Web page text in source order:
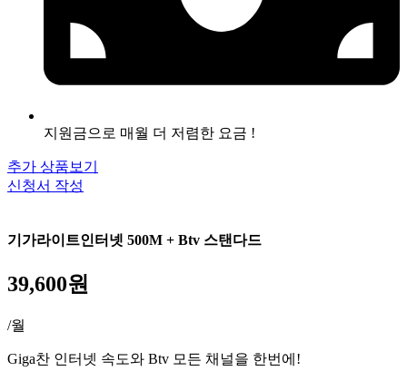
지원금으로 매월 더 저렴한 요금 !
추가 상품보기
신청서 작성
기가라이트인터넷 500M + Btv 스탠다드
39,600원
/월
Giga찬 인터넷 속도와 Btv 모든 채널을 한번에!